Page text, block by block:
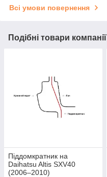
Всі умови повернення
Подібні товари компанії
Піддомкратник на
Daihatsu Altis SXV40
(2006–2010)